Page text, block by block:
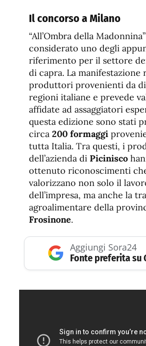
Il concorso a Milano
“All’Ombra della
considerato uno degli
riferimento per il settore
di capra. La manifestazione
produttori provenienti da
regioni italiane e prevede
affidate ad assaggiatori
questa edizione sono stati
circa 200 formaggi
tutta Italia. Tra questi, i
dell’azienda di Picinisco
ottenuto riconoscimenti
valorizzano non solo il
dell’impresa, ma anche la
agroalimentare della
Frosinone.
Aggiungi Sora24
Fonte preferita su